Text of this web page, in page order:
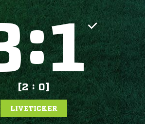
:
[2 : 0]
LIVETICKER